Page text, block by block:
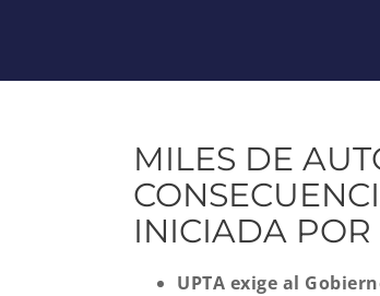
MILES DE
INICIADA POR
UPTA exige al